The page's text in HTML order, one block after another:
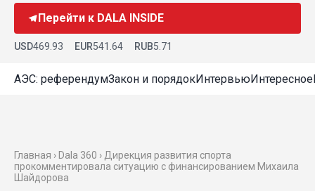
Перейти к DALA INSIDE
USD469.93 EUR541.64 RUB5.71
АЭС: референдумЗакон и порядокИнтервьюИнтересное
Главная › Dala 360 › Дирекция развития спорта
прокомментировала ситуацию с финансированием Михаила
Шайдорова